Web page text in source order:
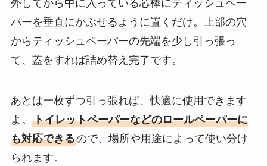
外してから中に入っている芯棒にティッシュペー
パーを垂直にかぶせるように置くだけ。上部の穴
からティッシュペーパーの先端を少し引っ張っ
て、蓋をすれば詰め替え完了です。
あとは一枚ずつ引っ張れば、快適に使用できます
よ。 トイレットペーパーなどのロールペーパーに
も対応できるので、場所や用途によって使い分け
られます。